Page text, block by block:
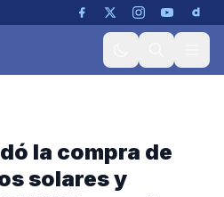
la compra de
solares y